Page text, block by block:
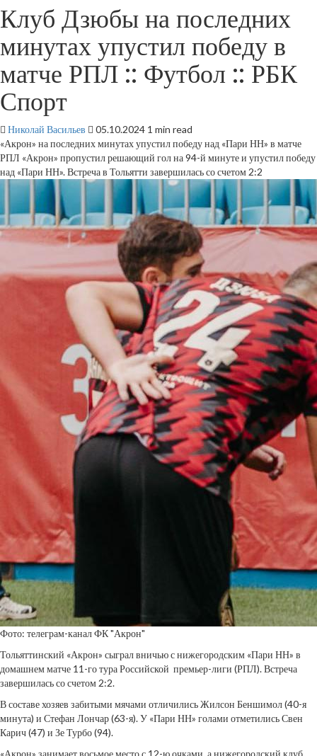
Клуб Дзюбы на последних
минутах упустил победу в
матче РПЛ :: Футбол :: РБК
Спорт
Николай Васильев 05.10.2024 1 min read
«Акрон» на последних минутах упустил победу над «Пари НН» в матче
РПЛ «Акрон» пропустил решающий гол на 94-й минуте и упустил победу
над «Пари НН». Встреча в Тольятти завершилась со счетом 2:2
Фото: телеграм-канал ФК "Акрон"
Тольяттинский «Акрон» сыграл вничью с нижегородским «Пари НН» в
домашнем матче 11-го тура Российской премьер-лиги (РПЛ). Встреча
завершилась со счетом 2:2.
В составе хозяев забитыми мячами отличились Жилсон Беншимол (40-я
минута) и Стефан Лончар (63-я). У «Пари НН» голами отметились Свен
Карич (47) и Зе Турбо (94).
«Акрон» занимает восьмое место с 12-ю очками, а нижегородский клуб,